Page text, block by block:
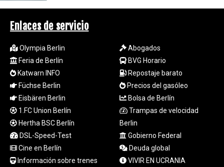
MDL 20.044751
MGA
4918.938878
MKD 61.529235
MMK
2427.363841
4157.293457
MOP 9.314584
MRU 46.338424
MUR 54.419742
Enlaces de servicio
Olympia Berlin
Feria de Berlín
Katwarn INFO
Füchse Berlin
Eisbären Berlin
1.FC Union Berlín
Hertha BSC Berlín
DSL-Speed-Test
Cine en Berlín
Información sobre trenes
Abogados
BVG Horario
Repostaje barato
Precios del gasóleo
Bolsa de Berlín
Trampas de velocidad
Berlin
Gobierno Federal
Deuda global
VIVIR EN UCRANIA